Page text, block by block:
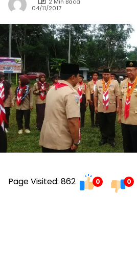
04/11/2017
Page Visited: 862 0 0